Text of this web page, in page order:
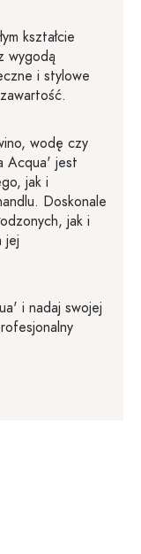
kształcie
wygodą
i stylowe
wodę czy
Acqua' jest
jak i
Doskonale
jak i
jej
i nadaj swojej